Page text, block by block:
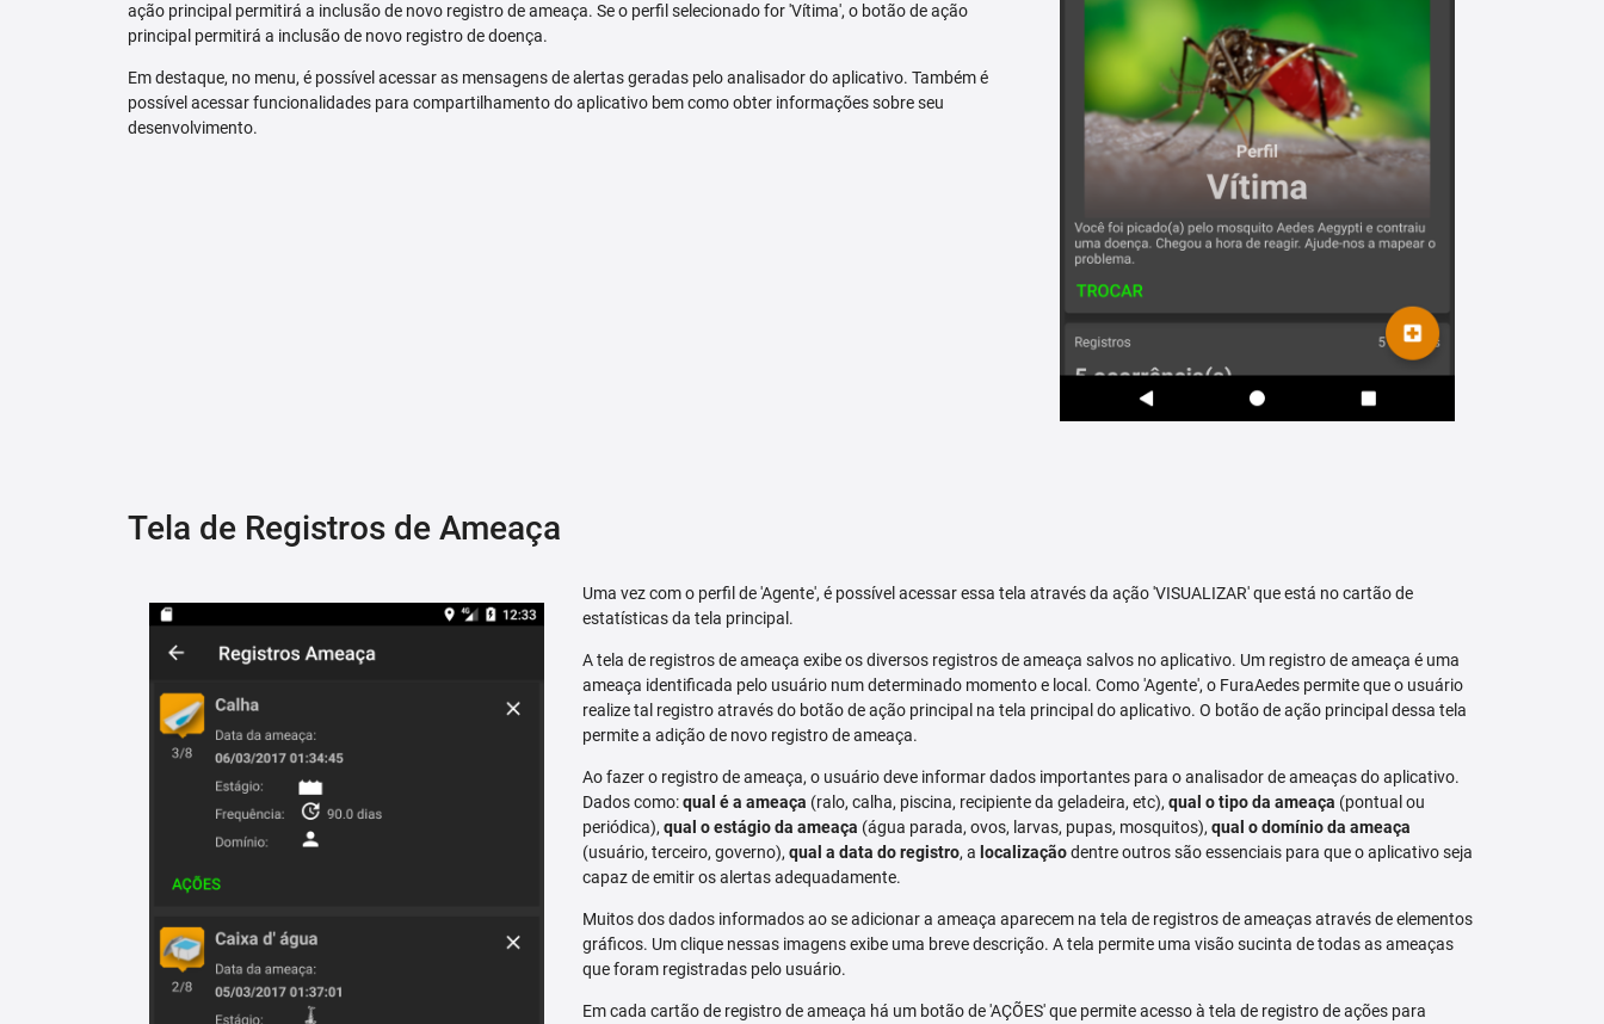
ação principal permitirá a inclusão de novo registro de ameaça. Se o perfil selecionado for 'Vítima', o botão de ação
principal permitirá a inclusão de novo registro de doença.
Em destaque, no menu, é possível acessar as mensagens de alertas geradas pelo analisador do aplicativo. Também é
possível acessar funcionalidades para compartilhamento do aplicativo bem como obter informações sobre seu
desenvolvimento.
Tela de Registros de Ameaça
Uma vez com o perfil de 'Agente', é possível acessar essa tela através da ação 'VISUALIZAR' que está no cartão de
estatísticas da tela principal.
A tela de registros de ameaça exibe os diversos registros de ameaça salvos no aplicativo. Um registro de ameaça é uma
ameaça identificada pelo usuário num determinado momento e local. Como 'Agente', o FuraAedes permite que o usuário
realize tal registro através do botão de ação principal na tela principal do aplicativo. O botão de ação principal dessa tela
permite a adição de novo registro de ameaça.
Ao fazer o registro de ameaça, o usuário deve informar dados importantes para o analisador de ameaças do aplicativo.
Dados como:qual é a ameaça (ralo, calha, piscina, recipiente da geladeira, etc),qual o tipo da ameaça (pontual ou
periódica),qual o estágio da ameaça (água parada, ovos, larvas, pupas, mosquitos),qual o domínio da ameaça
(usuário, terceiro, governo),qual a data do registro, a localizaçãodentre outros são essenciais para que o aplicativo seja
capaz de emitir os alertas adequadamente.
Muitos dos dados informados ao se adicionar a ameaça aparecem na tela de registros de ameaças através de elementos
gráficos. Um clique nessas imagens exibe uma breve descrição. A tela permite uma visão sucinta de todas as ameaças
que foram registradas pelo usuário.
Em cada cartão de registro de ameaça há um botão de 'AÇÕES' que permite acesso à tela de registro de ações para